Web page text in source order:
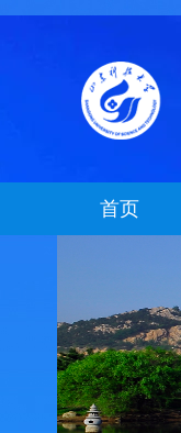
首页